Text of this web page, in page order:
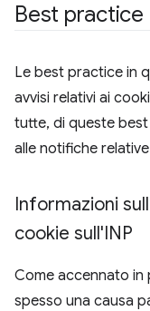
Best practice
Le best practice in
avvisi relativi ai
tutte, di queste
alle notifiche
Informazioni
cookie sull'INP
Come accennato
spesso una causa